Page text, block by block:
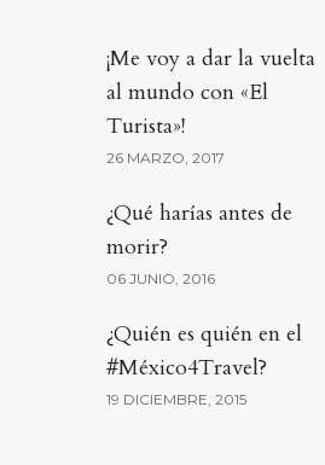
¡Me voy a dar la vuelta
al mundo con «El
Turista»!
26 MARZO, 2017
¿Qué harías antes de
morir?
06 JUNIO, 2016
¿Quién es quién en el
#México4Travel?
19 DICIEMBRE, 2015